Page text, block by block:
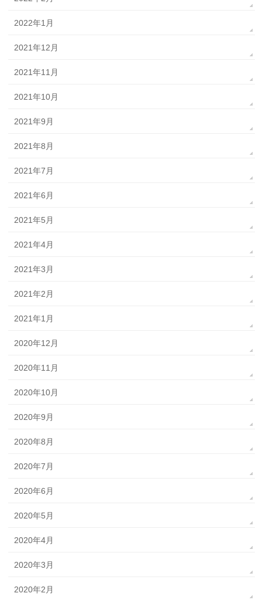
2022年1月
2021年12月
2021年11月
2021年10月
2021年9月
2021年8月
2021年7月
2021年6月
2021年5月
2021年4月
2021年3月
2021年2月
2021年1月
2020年12月
2020年11月
2020年10月
2020年9月
2020年8月
2020年7月
2020年6月
2020年5月
2020年4月
2020年3月
2020年2月